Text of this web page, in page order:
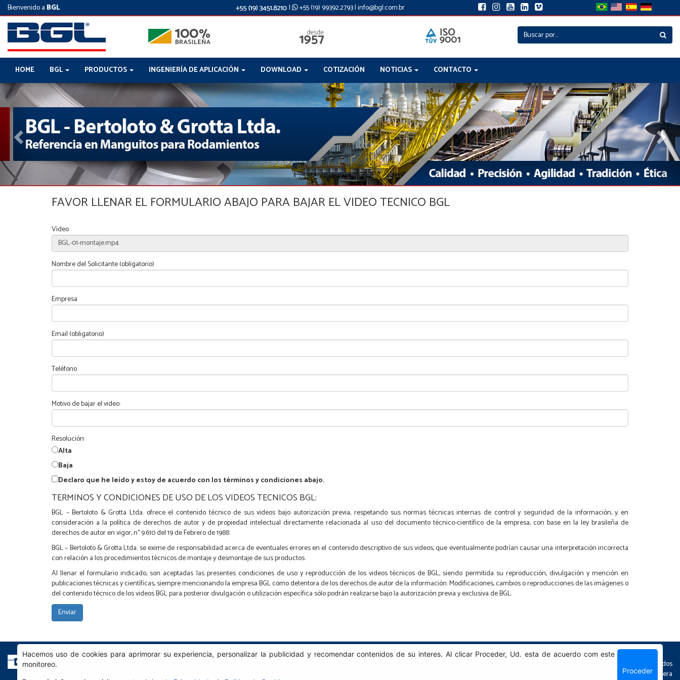
Bienvenido a BGL | +55 (19) 99392.2793|info@bgl.com.br
HOME BGL PRODUCTOS INGENIERÍA DE APLICACIÓN DOWNLOAD COTIZACIÓN NOTICIAS CONTACTO
Previous
FAVOR LLENAR EL FORMULARIO ABAJO PARA BAJAR EL VIDEO TECNICO BGL
Vídeo
Nombre del Solicitante (obligatorio)
Empresa
Email (obligatorio)
Teléfono
Motivo de bajar el video:
Resolución:
Alta
Baja
Declaro que he leído y estoy de acuerdo con los términos y condiciones abajo.
TERMINOS Y CONDICIONES DE USO DE LOS VIDEOS TECNICOS BGL:
BGL – Bertoloto & Grotta Ltda. ofrece el contenido técnico de sus videos bajo autorización previa, respetando sus normas técnicas internas de control y seguridad de la información, y en
consideración a la política de derechos de autor y de propiedad intelectual directamente relacionada al uso del documento técnico-científico de la empresa, con base en la ley brasileña de
derechos de autor en vigor, n° 9.610 del 19 de Febrero de 1988.
BGL – Bertoloto & Grotta Ltda. se exime de responsabilidad acerca de eventuales errores en el contenido descriptivo de sus videos, que eventualmente podrían causar una interpretación incorrecta
con relación a los procedimientos técnicos de montaje y desmontaje de sus productos.
Al llenar el formulario indicado, son aceptadas las presentes condiciones de uso y reproducción de los videos técnicos de BGL, siendo permitida su reproducción, divulgación y mención en
publicaciones técnicas y científicas, siempre mencionando la empresa BGL como detentora de los derechos de autor de la información. Modificaciones, cambios o reproducciones de las imágenes o
del contenido técnico de los videos BGL para posterior divulgación o utilización específica sólo podrán realizarse bajo la autorización previa y exclusiva de BGL.
Hacemos uso de cookies para aprimorar su experiencia, personalizar la publicidad y recomendar contenidos de su interes. Al clicar Proceder, Ud. esta de acuerdo com este
monitoreo.
Proceder
BGL - Bertoloto & Grotta Ltda. | Bujes para Rodamientos.
Todos os Derechos Reservados
DesarrolloSphera